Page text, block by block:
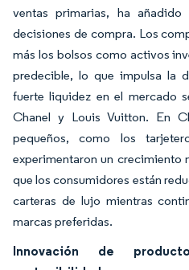
ventas primarias, ha
decisiones de compra. Los
más los bolsos como activos
predecible, lo que impulsa la
fuerte liquidez en el mercado
Chanel y Louis Vuitton. En
pequeños, como los
experimentaron un crecimiento
que los consumidores están
carteras de lujo mientras
marcas preferidas.
Innovación de